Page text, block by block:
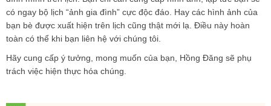
có ngay bộ lịch “ảnh gia đình” cực độc đáo. Hay các hình ảnh của
bạn bè được xuất hiện trên lịch cũng thật mới lạ. Điều này hoàn
toàn có thể khi bạn liên hệ với chúng tôi.
Hãy cung cấp ý tưởng, mong muốn của bạn, Hồng Đăng sẽ phụ
trách việc hiện thực hóa chúng.